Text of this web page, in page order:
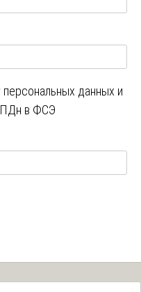
персональных данных и
ПДн в ФСЭ